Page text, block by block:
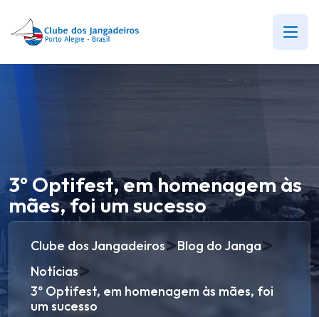
3º Optifest, em homenagem às
mães, foi um sucesso
Clube dos Jangadeiros>Blog do Janga>
Notícias>
3º Optifest, em homenagem às mães, foi
um sucesso